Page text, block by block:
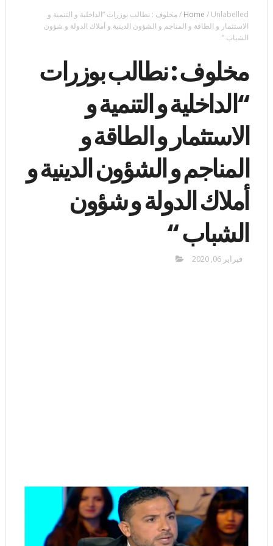
Home / Unlabelled
/مخلوف : نطالب بوزرات “الداخلية و التنمية و
الاستثمار و الطاقة و المناجم و الشؤون الدينية و أملاك الدولة و شؤون
الشباب “
مخلوف : نطالب بوزرات
“الداخلية و التنمية و
الاستثمار و الطاقة و
المناجم و الشؤون الدينية و
أملاك الدولة و شؤون
الشباب “
فبراير 06, 2020